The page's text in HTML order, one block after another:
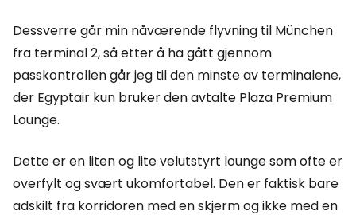
Dessverre går min nåværende flyvning til München
fra terminal 2, så etter å ha gått gjennom
passkontrollen går jeg til den minste av terminalene,
der Egyptair kun bruker den avtalte Plaza Premium
Lounge.
Dette er en liten og lite velutstyrt lounge som ofte er
overfylt og svært ukomfortabel. Den er faktisk bare
adskilt fra korridoren med en skjerm og ikke med en